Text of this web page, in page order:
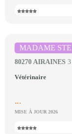
⭐⭐⭐⭐⭐
MADAME
80270 AIRAINES
Vétérinaire
...
MISE À JOUR 2026
⭐⭐⭐⭐⭐